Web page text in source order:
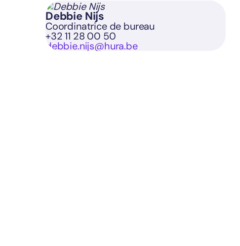
Debbie Nijs
Coordinatrice de bureau
+32 11 28 00 50
debbie.nijs@hura.be